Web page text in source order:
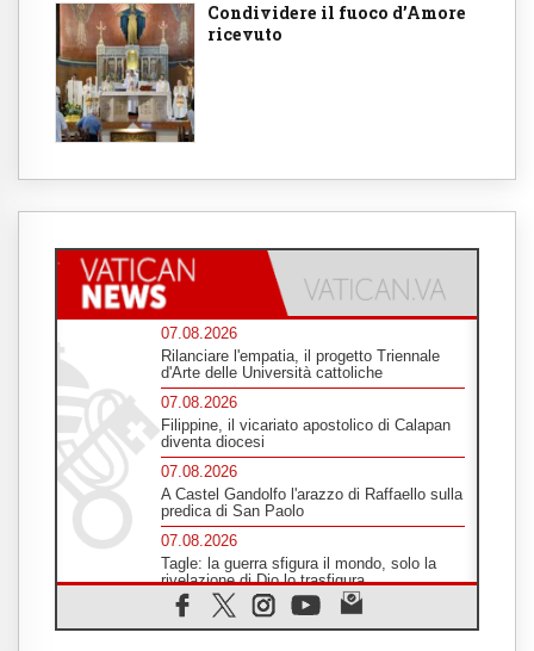
Condividere il fuoco d’Amore
ricevuto
07.08.2026
Rilanciare l'empatia, il progetto Triennale
d'Arte delle Università cattoliche
07.08.2026
Filippine, il vicariato apostolico di Calapan
diventa diocesi
07.08.2026
A Castel Gandolfo l'arazzo di Raffaello sulla
predica di San Paolo
07.08.2026
Tagle: la guerra sfigura il mondo, solo la
rivelazione di Dio lo trasfigura
07.08.2026
Il Papa in Francia, quattro giorni intensi tra